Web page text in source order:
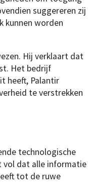
suggereren zij
kunnen worden
Hij verklaart dat
Het bedrijf
heeft, Palantir
te verstrekken
technologische
vol dat alle informatie
tot de ruwe